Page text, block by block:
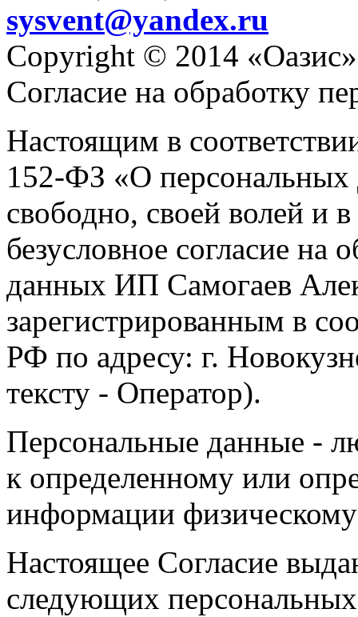
sysvent@yandex.ru
Copyright © 2014 «Оазис»
Согласие на обработку
Настоящим в
152-ФЗ «О персональных
свободно, своей волей и
безусловное согласие на
данных ИП Самогаев
зарегистрированным в
РФ по адресу: г.
тексту - Оператор).
Персональные данные -
к определенному или
информации
Настоящее Согласие
следующих